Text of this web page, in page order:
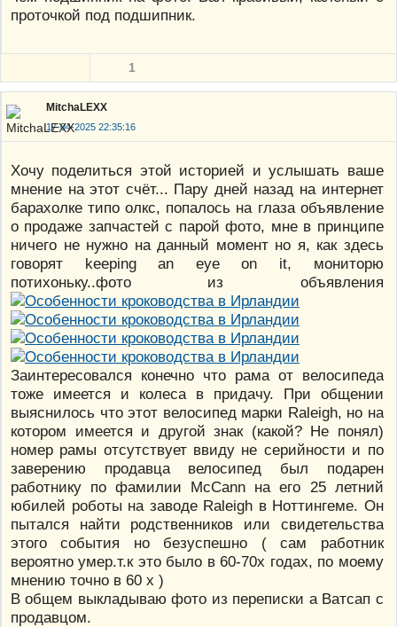
проточкой под подшипник.
1
MitchaLEXX
17-04-2025 22:35:16
Хочу поделиться этой историей и услышать ваше
мнение на этот счёт... Пару дней назад на интернет
барахолке типо олкс, попалось на глаза объявление
о продаже запчастей с парой фото, мне в принципе
ничего не нужно на данный момент но я, как здесь
говорят keeping an eye on it, мониторю
потихоньку..фото из объявления
Заинтересовался конечно что рама от велосипеда
тоже имеется и колеса в придачу. При общении
выяснилось что этот велосипед марки Raleigh, но на
котором имеется и другой знак (какой? Не понял)
номер рамы отсутствует ввиду не серийности и по
заверению продавца велосипед был подарен
работнику по фамилии McCann на его 25 летний
юбилей роботы на заводе Raleigh в Ноттингеме. Он
пытался найти родственников или свидетельства
этого события но безуспешно ( сам работник
вероятно умер.т.к это было в 60-70х годах, по моему
мнению точно в 60 х )
В общем выкладываю фото из переписки а Ватсап с
продавцом.